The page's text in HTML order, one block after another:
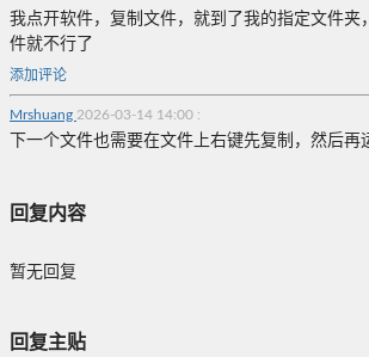
我点开软件，复制文件，就到了我的指定文件夹
件就不行了
添加评论
Mrshuang 2026-03-14 14:00 :
下一个文件也需要在文件上右键先复制，然后再
回复内容
暂无回复
回复主贴